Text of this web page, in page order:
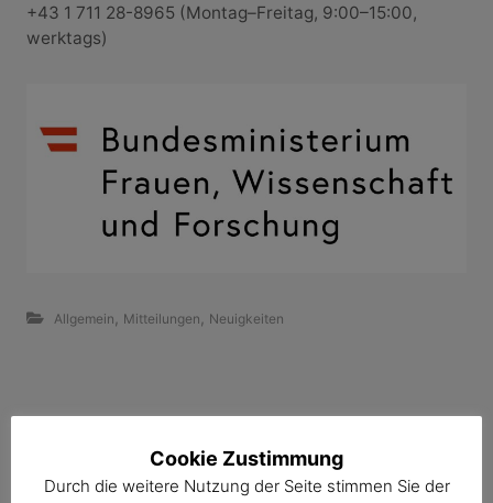
+43 1 711 28-8965 (Montag–Freitag, 9:00–15:00,
werktags)
Allgemein Mitteilungen Neuigkeiten
B
u
c
Cookie Zustimmung
Durch die weitere Nutzung der Seite stimmen Sie der